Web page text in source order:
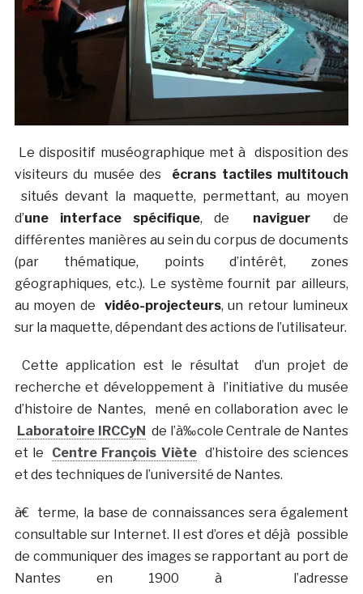
Le dispositif muséographique met à disposition des
visiteurs du musée des écrans tactiles multitouch
situés devant la maquette, permettant, au moyen
d’une interface spécifique, de naviguerde
différentes manières au sein du corpus de documents
(par thématique, points d’intérêt, zones
géographiques, etc.). Le système fournit par ailleurs,
au moyen de vidéo-projecteurs, un retour lumineux
sur la maquette, dépendant des actions de l’utilisateur.
Cette application est le résultat d’un projet de
recherche et développement à l’initiative du musée
d’histoire de Nantes, mené en collaboration avec le
Laboratoire IRCCyN de l’à‰cole Centrale de Nantes
et le Centre François Vièted’histoire des sciences
et des techniques de l’université de Nantes.
à€ terme, la base de connaissances sera également
consultable sur Internet. Il est d’ores et déjà possible
de communiquer des images se rapportant au port de
Nantes en 1900 à l’adresse